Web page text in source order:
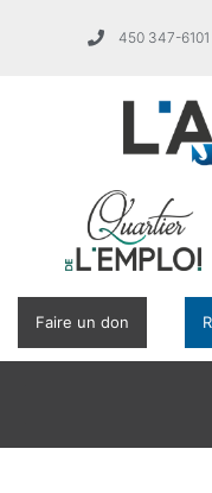
450 347-6101
Faire un don